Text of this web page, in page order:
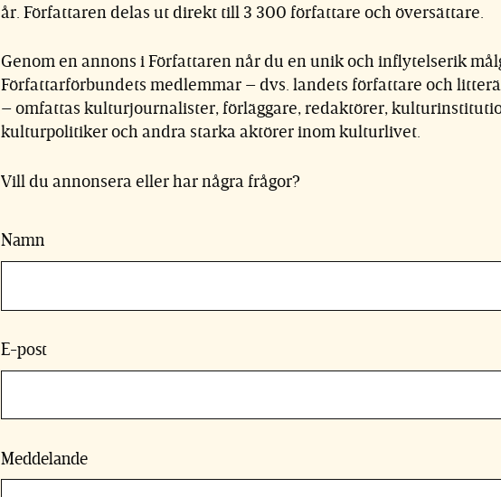
år. Författaren delas ut direkt till 3 300 författare och översättare.
Genom en annons i Författaren når du en unik och inflytelserik
Författarförbundets medlemmar – dvs. landets författare och
– omfattas kulturjournalister, förläggare, redaktörer,
kulturpolitiker och andra starka aktörer inom kulturlivet.
Vill du annonsera eller har några frågor?
Namn
E-post
Meddelande